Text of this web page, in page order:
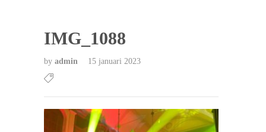
IMG_1088
by admin 15 januari 2023